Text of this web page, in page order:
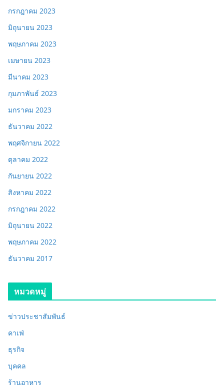
กรกฎาคม 2023
มิถุนายน 2023
พฤษภาคม 2023
เมษายน 2023
มีนาคม 2023
กุมภาพันธ์ 2023
มกราคม 2023
ธันวาคม 2022
พฤศจิกายน 2022
ตุลาคม 2022
กันยายน 2022
สิงหาคม 2022
กรกฎาคม 2022
มิถุนายน 2022
พฤษภาคม 2022
ธันวาคม 2017
หมวดหมู่
ข่าวประชาสัมพันธ์
คาเฟ่
ธุรกิจ
บุคคล
ร้านอาหาร